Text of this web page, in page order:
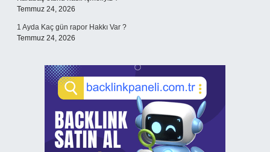
Temmuz 24, 2026
1 Ayda Kaç gün rapor Hakkı Var ?
Temmuz 24, 2026